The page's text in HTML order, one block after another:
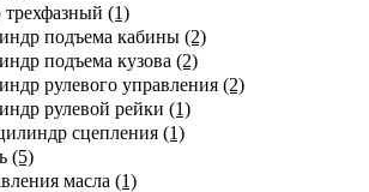
трехфазный (1)
подъема кабины (2)
подъема кузова (2)
рулевого управления (2)
рулевой рейки (1)
сцепления (1)
(5)
масла (1)